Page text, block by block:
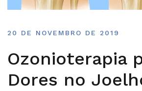
20 DE NOVEMBRO DE 2019
Ozonioterapia
Dores no